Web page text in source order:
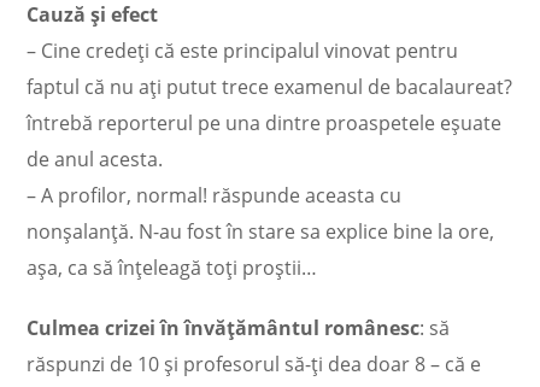
Cauză şi efect
– Cine credeţi că este principalul vinovat pentru
faptul că nu aţi putut trece examenul de bacalaureat?
întrebă reporterul pe una dintre proaspetele eşuate
de anul acesta.
– A profilor, normal! răspunde aceasta cu
nonşalanţă. N-au fost în stare sa explice bine la ore,
aşa, ca să înţeleagă toţi proştii…
Culmea crizei în învăţământul românesc: să
răspunzi de 10 şi profesorul să-ţi dea doar 8 – că e